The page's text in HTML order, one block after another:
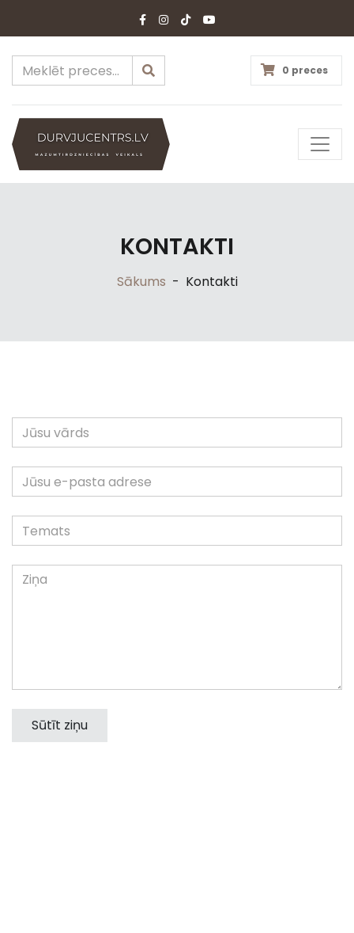
0 preces
KONTAKTI
Sākums - Kontakti
Sūtīt ziņu